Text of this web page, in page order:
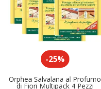
-25%
Orphea Salvalana al Profumo
di Fiori Multipack 4 Pezzi